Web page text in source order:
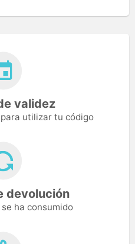
validez
utilizar tu código
devolución
ha consumido